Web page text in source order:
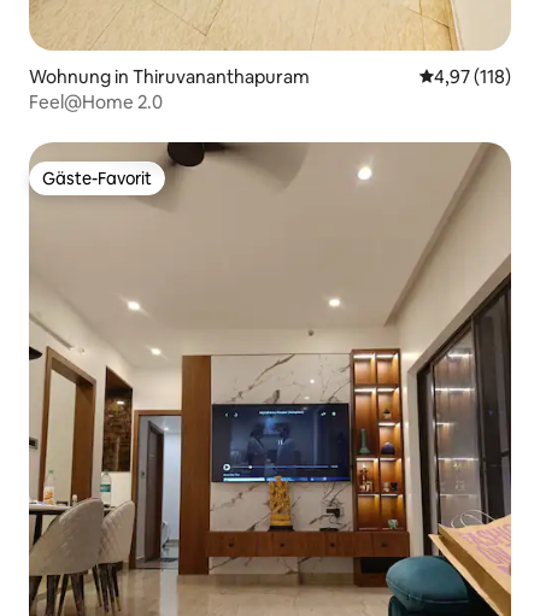
Wohnung in Thiruvananthapuram
4,97 (118)
Feel@Home 2.0
Gäste-Favorit
Gäste-Favorit